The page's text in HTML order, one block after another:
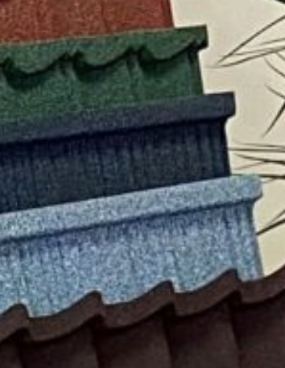
Миттєве
оформлення
Жодних
документів
Facebook
TwitterViber